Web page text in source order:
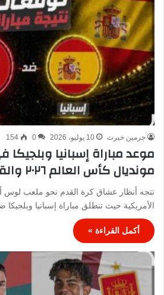
جرمين خيرت 10 يوليو، 2026 0
154
موعد مباراة إسبانيا وبلجيكا
مونديال كأس العالم ٢٠٢٦ والقنوات الناقلة
تتجه أنظار عشاق كرة القدم نحو ملعب لوس
الأمريكية حيث تنطلق مباراة إسبانيا
أكمل القراءة »